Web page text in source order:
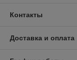
Контакты
Доставка и оплата